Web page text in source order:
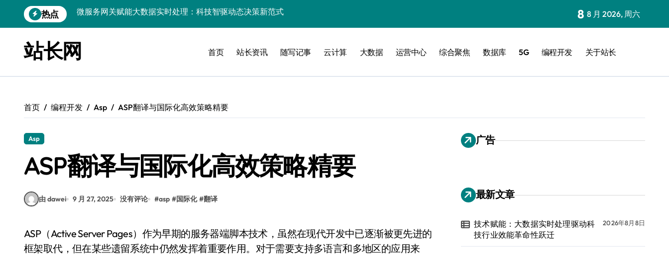
到
热点
数据科技驱动：构建实时引擎，赋能前端效能指数级跃升
前端领航：实时数据引擎驱动下的大数据架构革新实践
技术赋能：企业级动态数据实时处理引擎的价值挖掘架构
系统管理视角：大数据驱动的实时流处理引擎智能构建之道
实时数据科技赋能，高效处理引擎驱动创业新未来
技术赋能：大数据实时处理驱动科技行业效能革命性跃迁
8 8 月 2026, 周六
站长网 首页 站长资讯 随写记事 云计算 大数据 运营中心 综合聚焦 数据库 5G 编程开发 关于站长
首页 编程开发 Asp ASP翻译与国际化高效策略精要
Asp
ASP翻译与国际化高效策略精要
由 dawei 9 月 27, 2025 没有评论 #asp #国际化 #翻译
ASP（Active Server Pages）作为早期的服务器端脚本技术，虽然在现代开发中已逐渐被更先进的
框架取代，但在某些遗留系统中仍然发挥着重要作用。对于需要支持多语言和多地区的应用来
广告
最新文章
技术赋能：大数据实时处理驱动科
技行业效能革命性跃迁
2026年8月8日